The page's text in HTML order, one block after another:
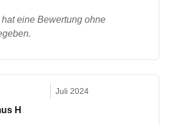
eine Bewertung ohne
Juli 2024
H